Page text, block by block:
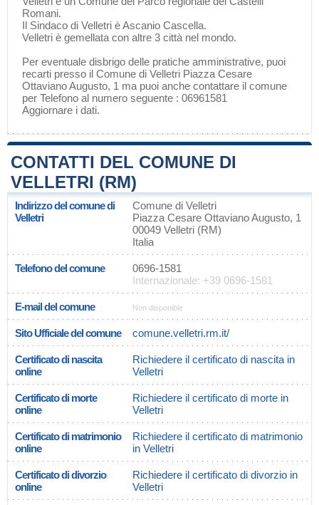
Romani.
Il Sindaco di Velletri è Ascanio Cascella.
Velletri è gemellata con altre 3 città nel mondo.
Per eventuale disbrigo delle pratiche amministrative, puoi
recarti presso il Comune di Velletri Piazza Cesare
Ottaviano Augusto, 1 ma puoi anche contattare il comune
per Telefono al numero seguente : 06961581
Aggiornare i dati.
CONTATTI DEL COMUNE DI
VELLETRI (RM)
Indirizzo del comune di
Velletri
Comune di Velletri
Piazza Cesare Ottaviano Augusto, 1
00049 Velletri (RM)
Italia
Telefono del comune
0696-1581
Internazionale: +39 0696-1581
E-mail del comune Non disponible
Sito Ufficiale del comune comune.velletri.rm.it/
Certificato di nascita
online
Richiedere il certificato di nascita in
Velletri
Certificato di morte
online
Richiedere il certificato di morte in
Velletri
Certificato di matrimonio
online
Richiedere il certificato di matrimonio
in Velletri
Certificato di divorzio
online
Richiedere il certificato di divorzio in
Velletri